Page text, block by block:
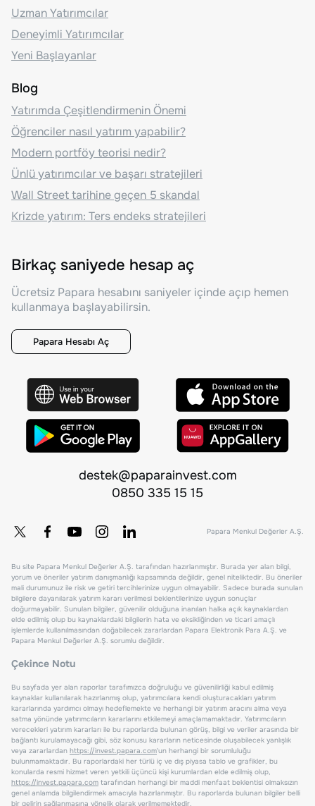
Uzman Yatırımcılar
Deneyimli Yatırımcılar
Yeni Başlayanlar
Blog
Yatırımda Çeşitlendirmenin Önemi
Öğrenciler nasıl yatırım yapabilir?
Modern portföy teorisi nedir?
Ünlü yatırımcılar ve başarı stratejileri
Wall Street tarihine geçen 5 skandal
Krizde yatırım: Ters endeks stratejileri
Birkaç saniyede hesap aç
Ücretsiz Papara hesabını saniyeler içinde açıp hemen
kullanmaya başlayabilirsin.
Papara Hesabı Aç
destek@paparainvest.com
0850 335 15 15
Papara Menkul Değerler A.Ş.
Bu site Papara Menkul Değerler A.Ş. tarafından hazırlanmıştır. Burada yer alan bilgi,
yorum ve öneriler yatırım danışmanlığı kapsamında değildir, genel niteliktedir. Bu öneriler
mali durumunuz ile risk ve getiri tercihlerinize uygun olmayabilir. Sadece burada sunulan
bilgilere dayanılarak yatırım kararı verilmesi beklentilerinize uygun sonuçlar
doğurmayabilir. Sunulan bilgiler, güvenilir olduğuna inanılan halka açık kaynaklardan
elde edilmiş olup bu kaynaklardaki bilgilerin hata ve eksikliğinden ve ticari amaçlı
işlemlerde kullanılmasından doğabilecek zararlardan Papara Elektronik Para A.Ş. ve
Papara Menkul Değerler A.Ş. sorumlu değildir.
Çekince Notu
Bu sayfada yer alan raporlar tarafımızca doğruluğu ve güvenilirliği kabul edilmiş
kaynaklar kullanılarak hazırlanmış olup, yatırımcılara kendi oluşturacakları yatırım
kararlarında yardımcı olmayı hedeflemekte ve herhangi bir yatırım aracını alma veya
satma yönünde yatırımcıların kararlarını etkilemeyi amaçlamamaktadır. Yatırımcıların
verecekleri yatırım kararları ile bu raporlarda bulunan görüş, bilgi ve veriler arasında bir
bağlantı kurulamayacağı gibi, söz konusu kararların neticesinde oluşabilecek yanlışlık
veya zararlardan https://invest.papara.com'un herhangi bir sorumluluğu
bulunmamaktadır. Bu raporlardaki her türlü iç ve dış piyasa tablo ve grafikler, bu
konularda resmi hizmet veren yetkili üçüncü kişi kurumlardan elde edilmiş olup,
https://invest.papara.com tarafından herhangi bir maddi menfaat beklentisi olmaksızın
genel anlamda bilgilendirmek amacıyla hazırlanmıştır. Bu raporlarda bulunan bilgiler belli
bir gelirin sağlanmasına yönelik olarak verilmemektedir.